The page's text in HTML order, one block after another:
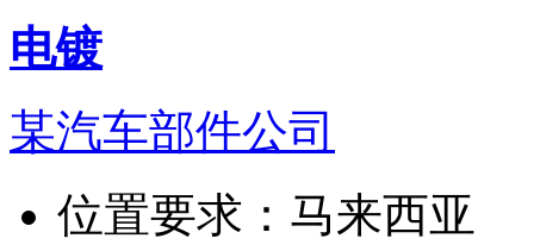
电镀
某汽车部件公司
位置要求： 马来西亚